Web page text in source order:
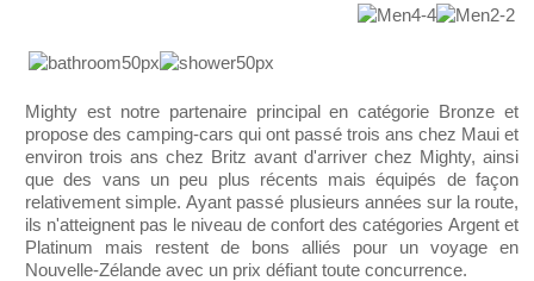
Mighty est notre partenaire principal en catégorie Bronze et
propose des camping-cars qui ont passé trois ans chez Maui et
environ trois ans chez Britz avant d'arriver chez Mighty, ainsi
que des vans un peu plus récents mais équipés de façon
relativement simple. Ayant passé plusieurs années sur la route,
ils n'atteignent pas le niveau de confort des catégories Argent et
Platinum mais restent de bons alliés pour un voyage en
Nouvelle-Zélande avec un prix défiant toute concurrence.